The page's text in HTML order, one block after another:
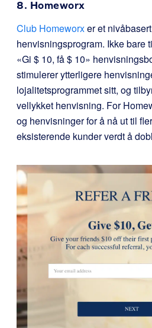
8. Homeworx
Club Homeworxer et
henvisningsprogram. Ikke bare
«Gi $ 10, få $ 10»
stimulerer ytterligere
lojalitetsprogrammet sitt, og
vellykket henvisning. For
og henvisninger for å nå ut til
eksisterende kunder verdt å